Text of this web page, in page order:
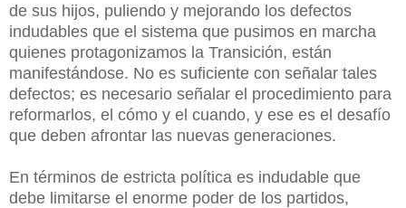
de sus hijos, puliendo y mejorando los defectos
indudables que el sistema que pusimos en marcha
quienes protagonizamos la Transición, están
manifestándose. No es suficiente con señalar tales
defectos; es necesario señalar el procedimiento para
reformarlos, el cómo y el cuando, y ese es el desafío
que deben afrontar las nuevas generaciones.
En términos de estricta política es indudable que
debe limitarse el enorme poder de los partidos,